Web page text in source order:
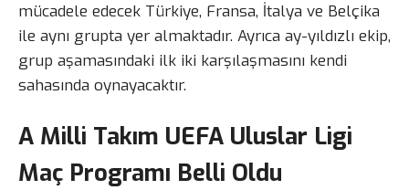
mücadele edecek Türkiye, Fransa, İtalya ve Belçika
ile aynı grupta yer almaktadır. Ayrıca ay-yıldızlı ekip,
grup aşamasındaki ilk iki karşılaşmasını kendi
sahasında oynayacaktır.
A Milli Takım UEFA Uluslar Ligi
Maç Programı Belli Oldu